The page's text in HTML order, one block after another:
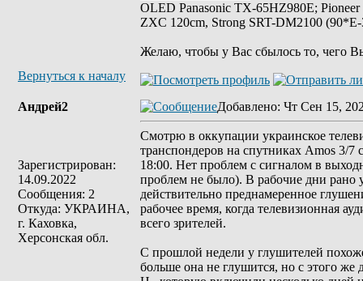
OLED Panasonic TX-65HZ980E;
ZXC 120cm, Strong SRT-DM2100
Желаю, чтобы у Вас сбылось то, чего
Вернуться к началу
Андрей2
Зарегистрирован:
14.09.2022
Сообщения: 2
Откуда: УКРАИНА,
г. Каховка,
Херсонская обл.
Добавлено: Чт Сен 15,
Смотрю в оккупации украинское
транспондеров на спутниках Amos 3/7
18:00. Нет проблем с сигналом в
проблем не было). В рабочие дни рано
действительно преднамеренное
рабочее время, когда телевизионная
всего зрителей.
С прошлой недели у глушителей
больше она не глушится, но с этого же